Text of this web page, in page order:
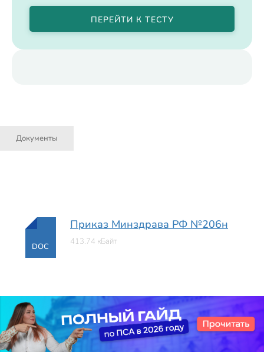
ПЕРЕЙТИ К ТЕСТУ
Документы
DOC
Приказ Минздрава РФ №206н
413.74 кБайт